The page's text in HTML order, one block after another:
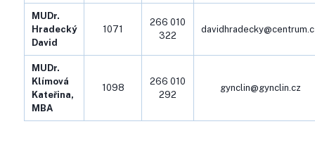
MUDr.
Hradecký
David
1071
266 010
322
MUDr.
Klímová
Kateřina,
MBA
1098
266 010
292
gynclin@gynclin.cz